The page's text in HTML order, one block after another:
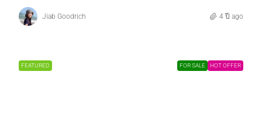
Jiab Goodrich 4 ปี ago
FEATURED FOR SALE HOT OFFER